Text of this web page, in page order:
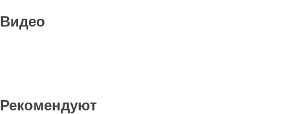
Тренинги Catalyst отличаются принципиальным подходом и
позволяем им создавать настоящие рабочие сценарии, где от их работы в команде
премии и стали классикой - Catalyst постоянно развивает и совершенствует свой
концепты, и устанавливает по-настоящему высокие стандарты качества.
Видео
Рекомендуют